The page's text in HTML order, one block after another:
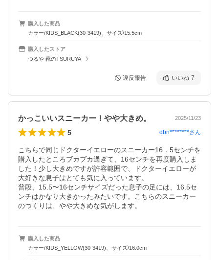
購入した商品
カラー/KIDS_BLACK(30-3419)、サイズ/15.5cm
購入したストア
つるや 靴のTSURUYA
違反報告 いいね 7
かっこいいスニーカー！やや大きめ。 2025/11/23
5 dbn********さん
こちらで同じドクターイエローのスニーカー16．5センチを
購入したところブカブカ過ぎて、16センチを再度購入しま
した！少し大きめですが許容範囲で、ドクターイエローが
大好きな息子はとても気に入っています。
普段、15.5〜16センチサイズだった息子の足には、16.5セ
ンチはかなり大きかったみたいです。こちらのスニーカー
のつくりは、やや大きめな気がします。
購入した商品
カラー/KIDS_YELLOW(30-3419)、サイズ/16.0cm